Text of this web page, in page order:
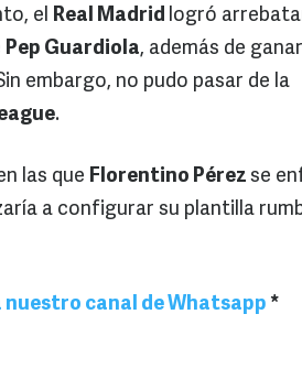
el Real Madrid logró
Pep Guardiola, además de
embargo, no pudo pasar de la
.
las que Florentino Pérez se
a configurar su plantilla
nuestro canal de Whatsapp *